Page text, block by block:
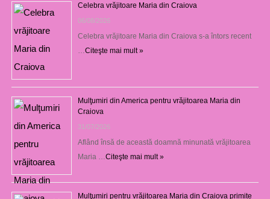
Celebra vrăjitoare Maria din Craiova
06/08/2026
Celebra vrăjitoare Maria din Craiova s-a întors recent
Citeşte mai mult »
Mulţumiri din America pentru vrăjitoarea Maria din
Craiova
31/07/2026
Aflând însă de această doamnă minunată vrăjitoarea
Maria … Citeşte mai mult »
Mulţumiri pentru vrăjitoarea Maria din Craiova primite